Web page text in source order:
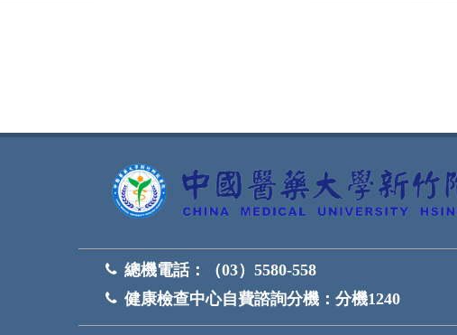
總機電話：
（03）5580-558
健康檢查中心自費諮詢分機： 分機1240